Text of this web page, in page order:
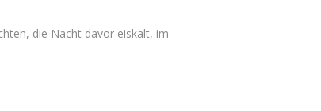
die Nacht davor eiskalt, im